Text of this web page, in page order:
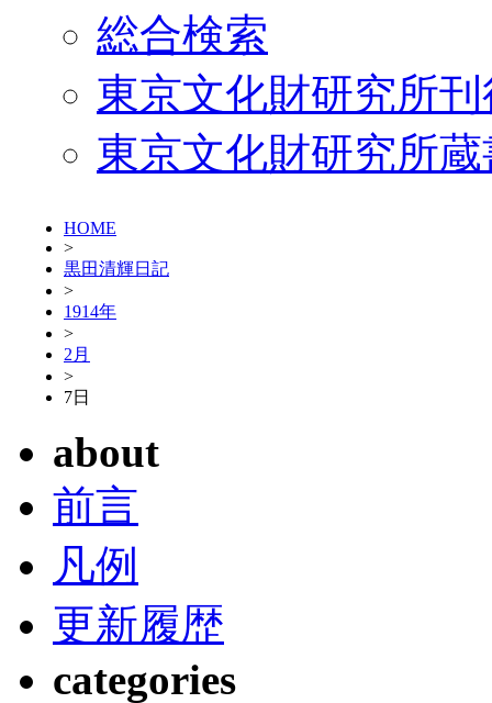
総合検索
東京文化財研究所
東京文化財研究所
HOME
>
黒田清輝日記
>
1914年
>
2月
>
7日
about
前言
凡例
更新履歴
categories